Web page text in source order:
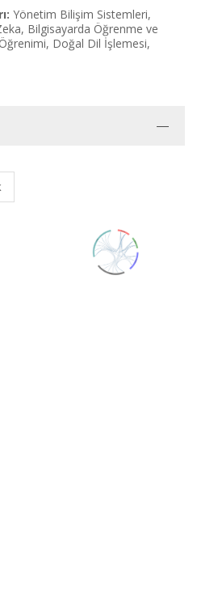
Yönetim Bilişim Sistemleri,
Bilgisayarda Öğrenme ve
Doğal Dil İşlemesi,